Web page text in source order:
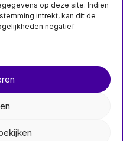
op deze site. Indien
intrekt, kan dit de
negatief
bezorging en